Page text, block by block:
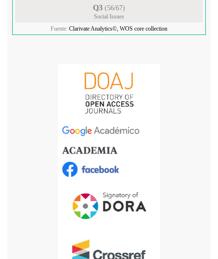
Q3 (56/67)
Social Issues
Fuente: Clarivate Analytics©, WOS core collection